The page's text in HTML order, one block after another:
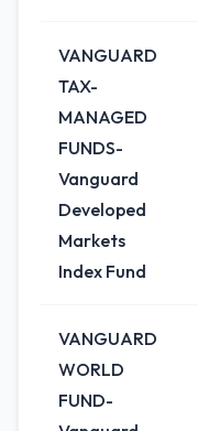
VANGUARD
TAX-
MANAGED
FUNDS-
Vanguard
Developed
Markets
Index Fund
VANGUARD
WORLD
FUND-